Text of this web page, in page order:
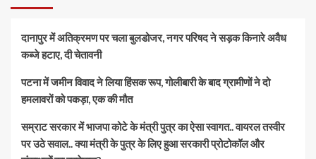
दानापुर में अतिक्रमण पर चला बुलडोजर, नगर परिषद ने सड़क किनारे अवैध
कब्जे हटाए, दी चेतावनी
पटना में जमीन विवाद ने लिया हिंसक रूप, गोलीबारी के बाद ग्रामीणों ने दो
हमलावरों को पकड़ा, एक की मौत
सम्राट सरकार में भाजपा कोटे के मंत्री पुत्र का ऐसा स्वागत.. वायरल तस्वीर
पर उठे सवाल.. क्या मंत्री के पुत्र के लिए हुआ सरकारी प्रोटोकॉल और